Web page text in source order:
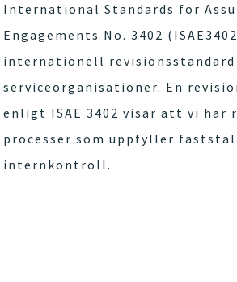
International Standards for
Engagements No. 3402
internationell
serviceorganisationer. En
enligt ISAE 3402 visar att vi har
processer som uppfyller
internkontroll.